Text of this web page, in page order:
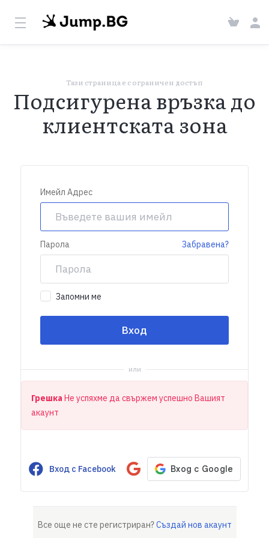
Тази страница е с ограничен достъп
Подсигурена връзка до
клиентската зона
Имейл Адрес
Парола Забравена?
Запомни ме
или
Грешка Не успяхме да свържем успешно Вашият
акаунт
Вход с Facebook
Все още не сте регистриран?Създай нов акаунт